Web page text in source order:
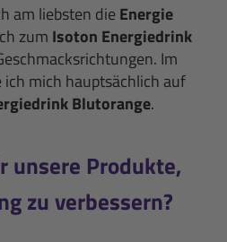
am liebsten die Energie
zum Isoton Energiedrink
Im
mich hauptsächlich auf
Blutorange.
unsere Produkte,
zu verbessern?